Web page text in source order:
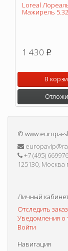
Loreal
Мажирель
1 430 p
В
© www.europa-
+7 (495)
125130, Москва
Личный
Отследить заказ
Уведомления о
Войти
Навигация